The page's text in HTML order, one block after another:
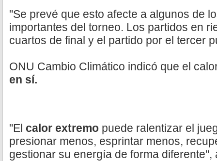
"Se prevé que esto afecte a algunos de
importantes del torneo. Los partidos en
cuartos de final y el partido por el tercer
ONU Cambio Climático indicó que el
en sí.
"El calor extremo puede ralentizar el
presionar menos, esprintar menos,
gestionar su energía de forma diferente",